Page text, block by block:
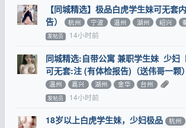
【同城精选】极品白虎学生妹可无套
告）
杭州 宁波 温州 湖州 绍兴
发帖员 14小时前
同城精选:自带公寓 兼职学生妹 少
可无套:注 (有体检报告)（送伟哥一颗）
温州
嘉兴 湖州 金华 台州
发帖员 14小时前
18岁以上白虎学生妹，少妇极品 杭州